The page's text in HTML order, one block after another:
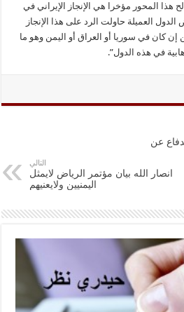
هذا المحور مؤخرا هي الإنجاز الإیراني في
العمیلة حاولت الرد علی هذا الإنجاز
إن کان في سوریا أو العراق أو الیمن وهو ما
في هذه الدول”.
عن
التالي
انصار الله بيان مؤتمر الرياض لايمثل
اليمنيين ولايعنيهم